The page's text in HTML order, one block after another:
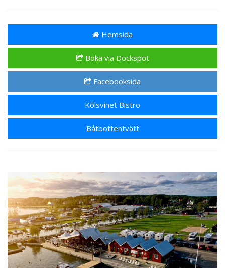
Hemsida
Boka via Dockspot
Facebooksida
Kölsvinet Bistro
Båtbottentvätt